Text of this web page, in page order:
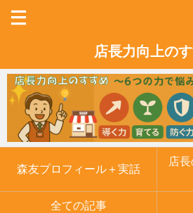
店長力向上の
森友プロフィール＋実話
店
全ての記事